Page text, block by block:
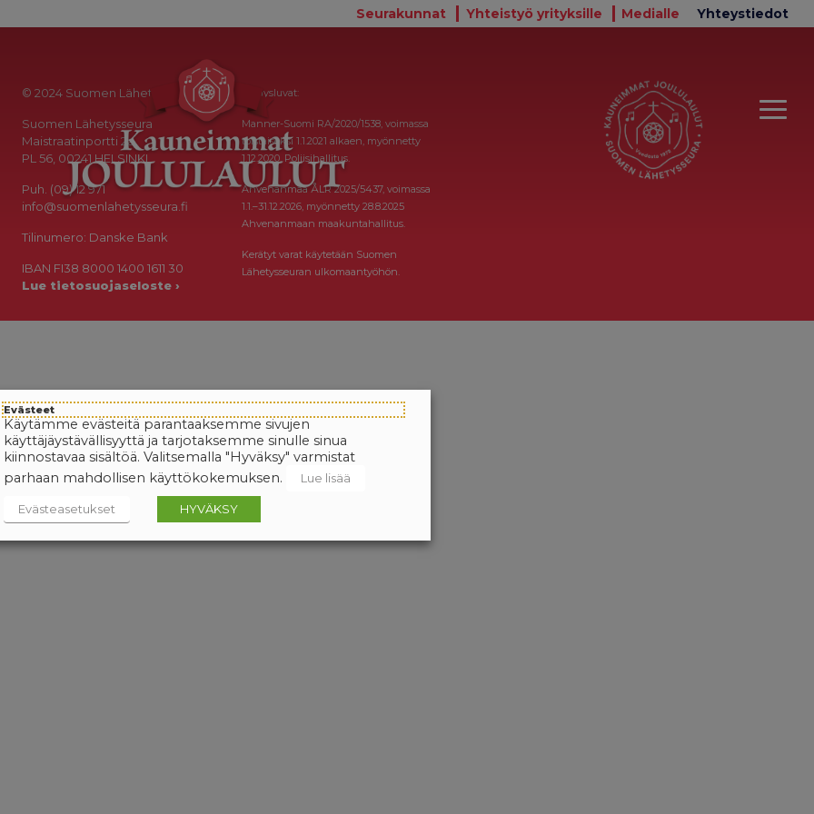
Seurakunnat Yhteistyö yrityksille Medialle Yhteystiedot
© 2024 Suomen Lähetysseura
Suomen Lähetysseura
Maistraatinportti 2a
PL 56, 00241 HELSINKI
Puh. (09) 12 971
info@suomenlahetysseura.fi
Tilinumero: Danske Bank
IBAN FI38 8000 1400 1611 30
Lue tietosuojaseloste ›
Keräysluvat:
Manner-Suomi RA/2020/1538, voimassa
toistaiseksi 1.1.2021 alkaen, myönnetty
1.12.2020, Poliisihallitus.
Ahvenanmaa ÅLR 2025/5437, voimassa
1.1.–31.12.2026, myönnetty 28.8.2025
Ahvenanmaan maakuntahallitus.
Kerätyt varat käytetään Suomen
Lähetysseuran ulkomaantyöhön.
Evästeet
Käytämme evästeitä parantaaksemme sivujen
käyttäjäystävällisyyttä ja tarjotaksemme sinulle sinua
kiinnostavaa sisältöä. Valitsemalla "Hyväksy" varmistat
parhaan mahdollisen käyttökokemuksen.
Lue lisää
Evästeasetukset HYVÄKSY